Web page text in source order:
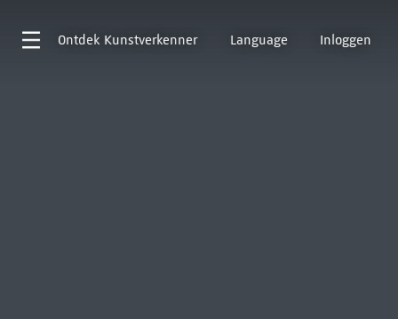
Ontdek Kunstverkenner Language Inloggen